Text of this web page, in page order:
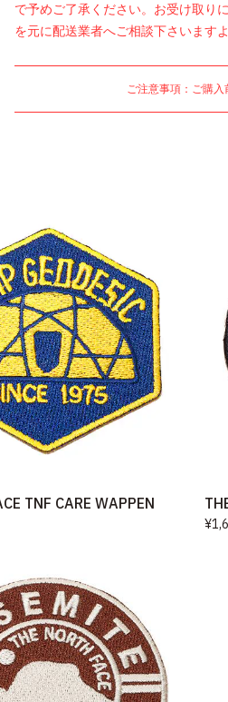
で予めご了承ください。お受け取り
を元に配送業者へご相談下さいます
ご注意事項：ご購
TNF CARE WAPPEN